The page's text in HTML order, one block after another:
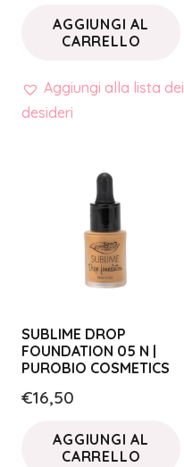
AGGIUNGI AL
CARRELLO
Aggiungi alla lista dei
desideri
SUBLIME DROP
FOUNDATION 05 N |
PUROBIO COSMETICS
€16,50
AGGIUNGI AL
CARRELLO